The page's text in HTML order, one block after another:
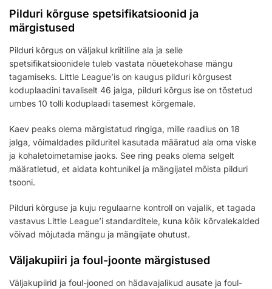
Pilduri kõrguse spetsifikatsioonid ja
märgistused
Pilduri kõrgus on väljakul kriitiline ala ja selle
spetsifikatsioonidele tuleb vastata nõuetekohase mängu
tagamiseks. Little League’is on kaugus pilduri kõrgusest
koduplaadini tavaliselt 46 jalga, pilduri kõrgus ise on tõstetud
umbes 10 tolli koduplaadi tasemest kõrgemale.
Kaev peaks olema märgistatud ringiga, mille raadius on 18
jalga, võimaldades pilduritel kasutada määratud ala oma viske
ja kohaletoimetamise jaoks. See ring peaks olema selgelt
määratletud, et aidata kohtunikel ja mängijatel mõista pilduri
tsooni.
Pilduri kõrguse ja kuju regulaarne kontroll on vajalik, et tagada
vastavus Little League’i standarditele, kuna kõik kõrvalekalded
võivad mõjutada mängu ja mängijate ohutust.
Väljakupiiri ja foul-joonte märgistused
Väljakupiirid ja foul-jooned on hädavajalikud ausate ja foul-